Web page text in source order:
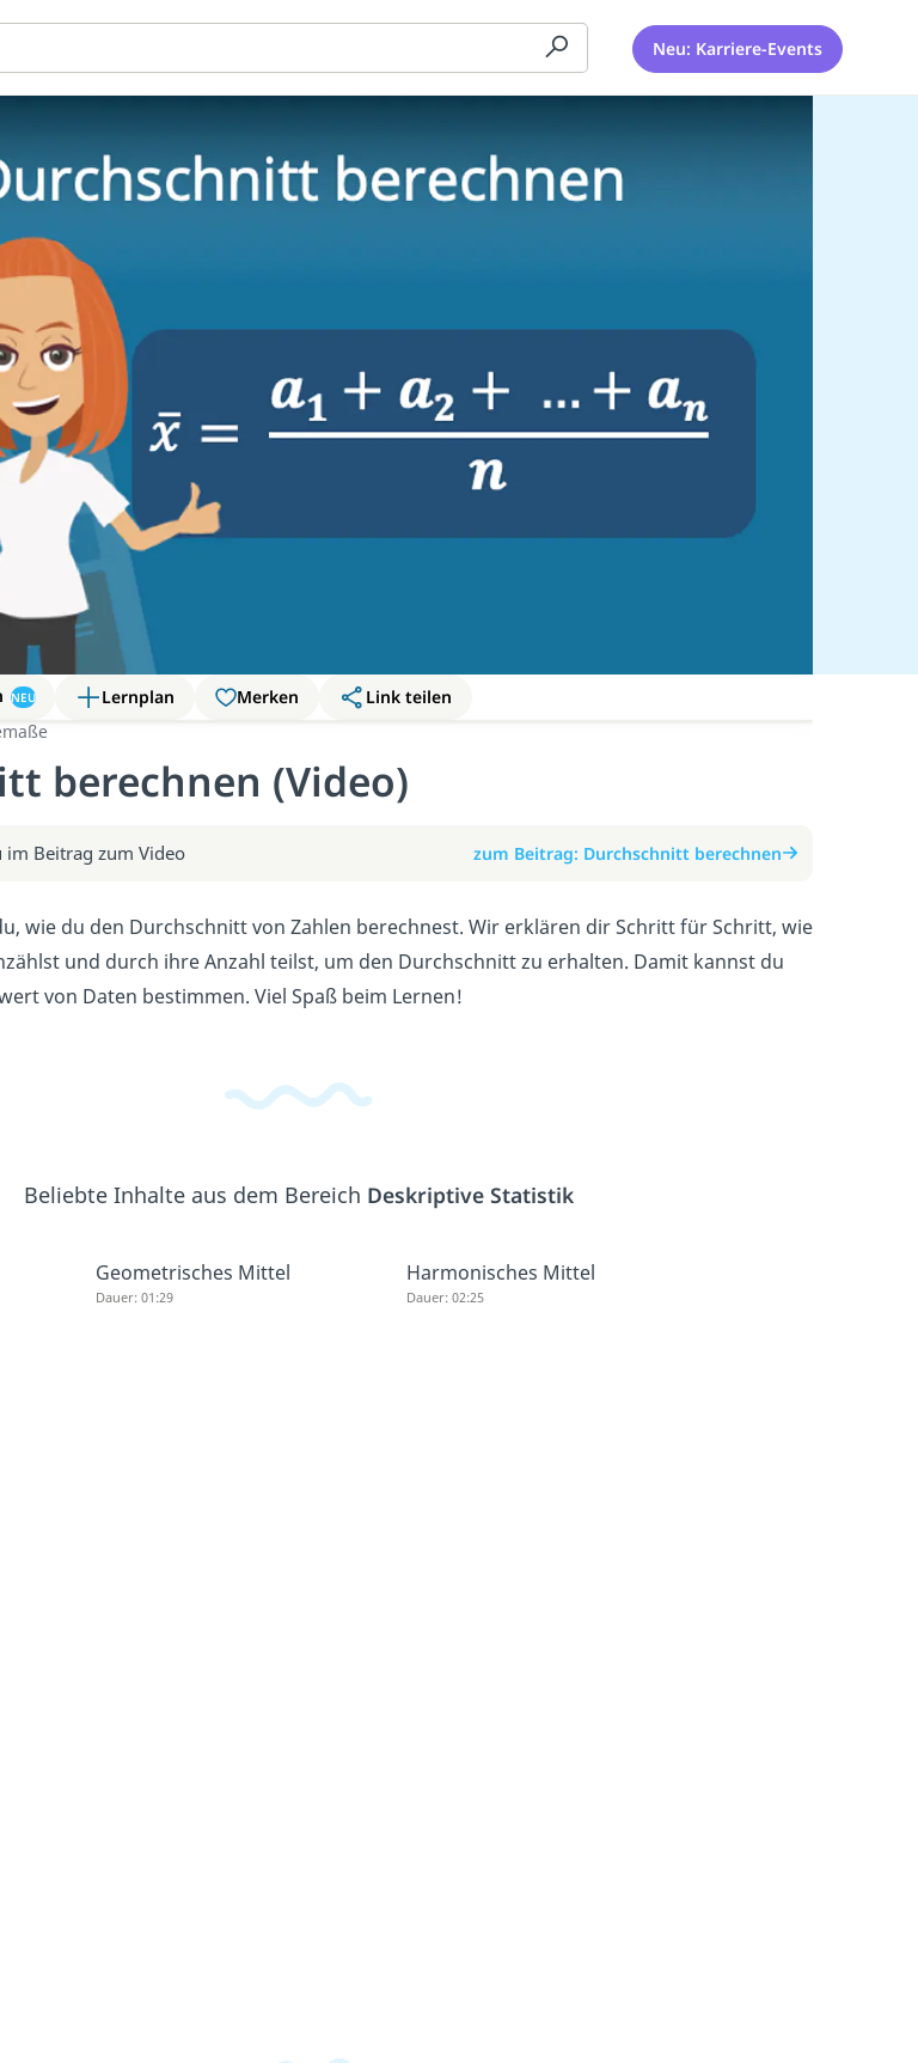
Neu: Karriere-Events
NEU Lernplan Merken
Link teilen
berechnen (Video)
Beitrag zum Video zum Beitrag: Durchschnitt berechnen
wie du den Durchschnitt von Zahlen berechnest. Wir erklären dir Schritt für Schritt, wie
und durch ihre Anzahl teilst, um den Durchschnitt zu erhalten. Damit kannst du
von Daten bestimmen. Viel Spaß beim Lernen!
Beliebte Inhalte aus dem Bereich Deskriptive Statistik
Geometrisches Mittel
Dauer: 01:29
Harmonisches Mittel
Dauer: 02:25